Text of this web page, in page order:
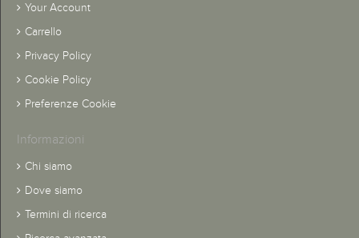
Your Account
Carrello
Privacy Policy
Cookie Policy
Preferenze Cookie
Informazioni
Chi siamo
Dove siamo
Termini di ricerca